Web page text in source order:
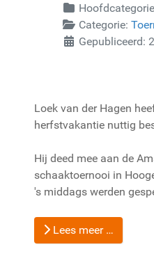
Categorie:
Gepubliceerd:
Loek van der Hagen
herfstvakantie nuttig
Hij deed mee aan de
schaaktoernooi in
's middags werden
Lees meer …